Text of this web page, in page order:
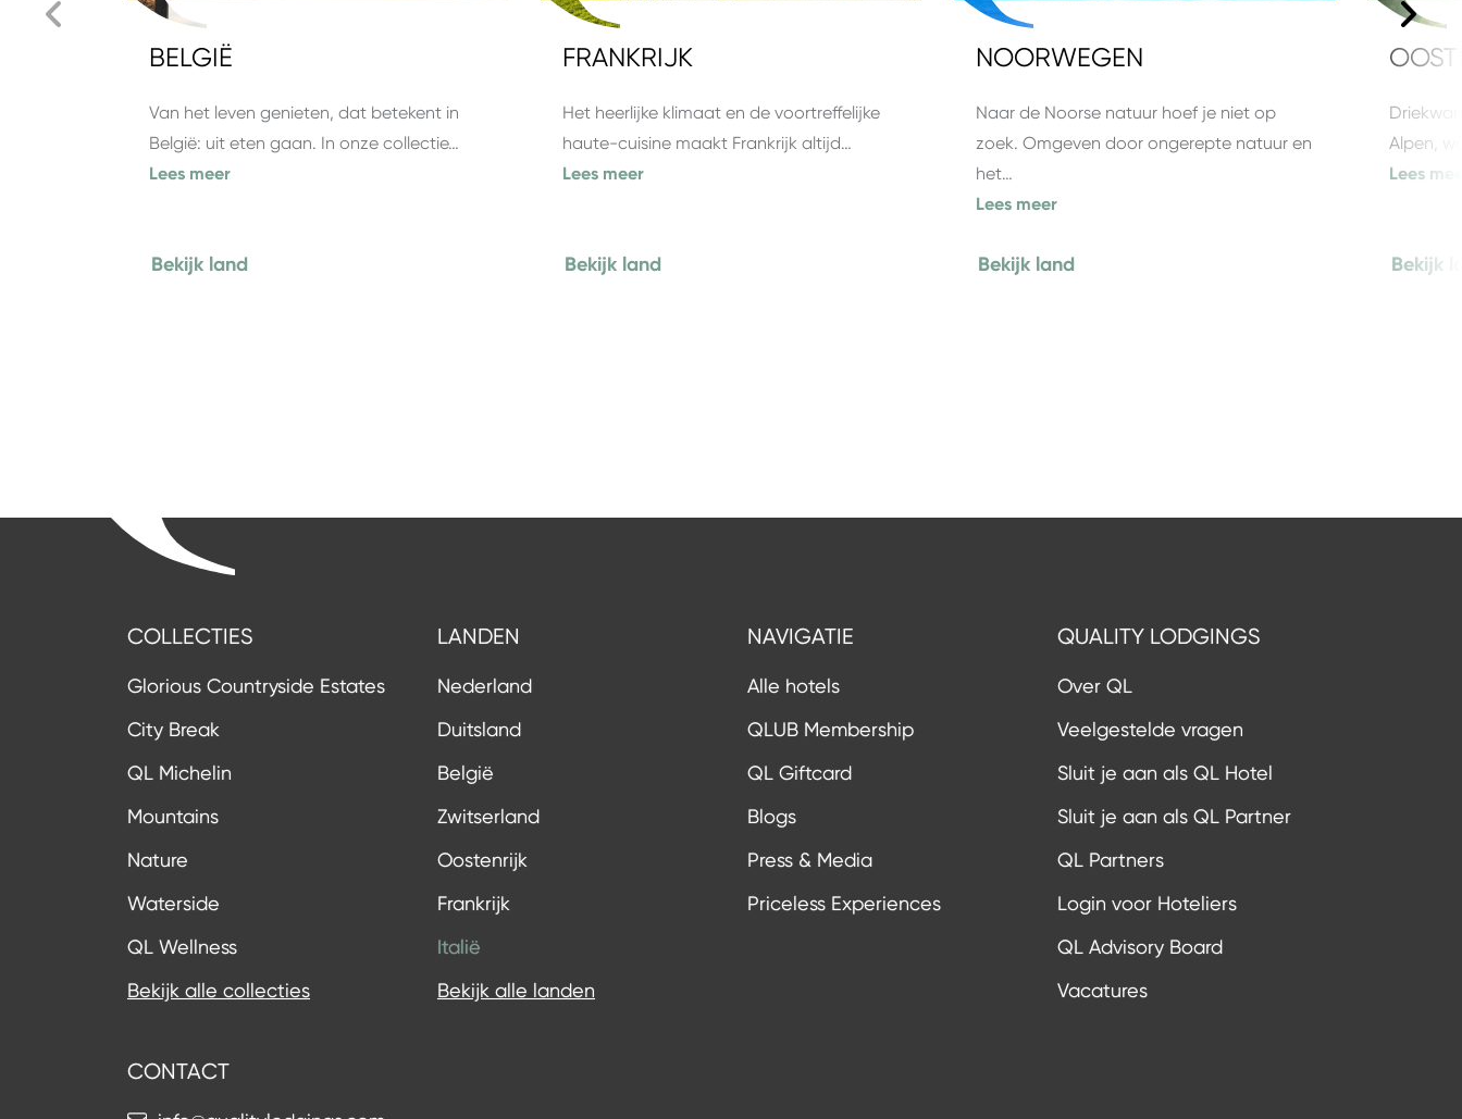
BELGIË
Van het leven genieten, dat betekent in
België: uit eten gaan. In onze collectie…
Lees meer
Bekijk land
FRANKRIJK
Het heerlijke klimaat en de voortreffelijke
haute-cuisine maakt Frankrijk altijd…
Lees meer
Bekijk land
NOORWEGEN
Naar de Noorse natuur hoef je niet op
zoek. Omgeven door ongerepte natuur en
het…
Lees meer
Bekijk land
Alpen,
Lees
Bekijk
COLLECTIES
Glorious Countryside Estates
City Break
QL Michelin
Mountains
Nature
Waterside
QL Wellness
Bekijk alle collecties
LANDEN
Nederland
Duitsland
België
Zwitserland
Oostenrijk
Frankrijk
Italië
Bekijk alle landen
NAVIGATIE
Alle hotels
QLUB Membership
QL Giftcard
Blogs
Press & Media
Priceless Experiences
QUALITY LODGINGS
Over QL
Veelgestelde vragen
Sluit je aan als QL Hotel
Sluit je aan als QL Partner
QL Partners
Login voor Hoteliers
QL Advisory Board
Vacatures
CONTACT